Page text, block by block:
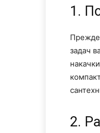
1.
Прежде
задач
2.